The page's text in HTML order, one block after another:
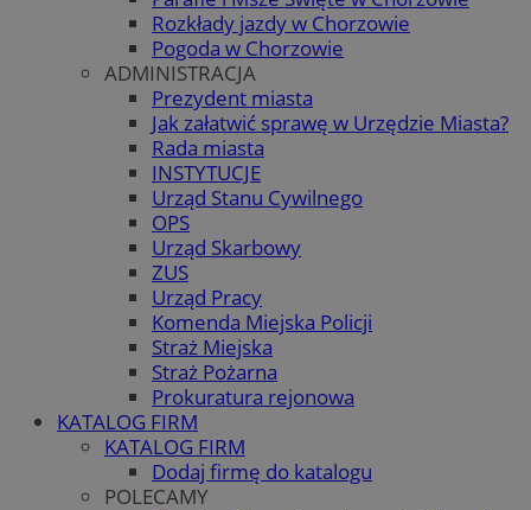
Rozkłady jazdy w Chorzowie
Pogoda w Chorzowie
ADMINISTRACJA
Prezydent miasta
Jak załatwić sprawę w Urzędzie Miasta?
Rada miasta
INSTYTUCJE
Urząd Stanu Cywilnego
OPS
Urząd Skarbowy
ZUS
Urząd Pracy
Komenda Miejska Policji
Straż Miejska
Straż Pożarna
Prokuratura rejonowa
KATALOG FIRM
KATALOG FIRM
Dodaj firmę do katalogu
POLECAMY